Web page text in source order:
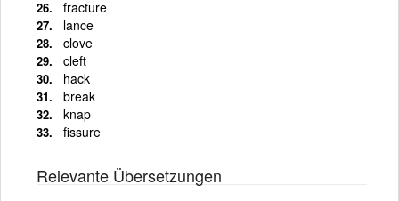
fracture
lance
clove
cleft
hack
break
knap
fissure
Relevante Übersetzungen